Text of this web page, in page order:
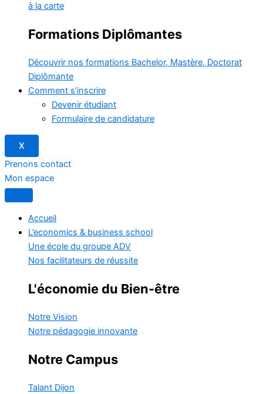
à la carte
Formations Diplômantes
Découvrir nos formations Bachelor, Mastère, Doctorat
Diplômante
Comment s’inscrire
Devenir étudiant
Formulaire de candidature
X
Prenons contact
Mon espace
Accueil
L’economics & business school
Une école du groupe ADV
Nos facilitateurs de réussite
L'économie du Bien-être
Notre Vision
Notre pédagogie innovante
Notre Campus
Talant Dijon